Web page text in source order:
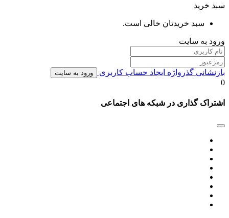
سبد خرید
سبد خریدتان خالی است.
ورود به سایت
بازنشانی گذرواژه ایجاد حساب کاربری ورود به سایت
0
اشتراک گذاری در شبکه های اجتماعی